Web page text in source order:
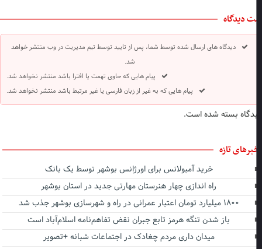
دیدگاه
دیدگاه های ارسال شده توسط شما، پس از تایید توسط تیم مدیریت در وب منتشر خواهد
شد.
پیام هایی که حاوی تهمت یا افترا باشد منتشر نخواهد شد.
پیام هایی که به غیر از زبان فارسی یا غیر مرتبط باشد منتشر نخواهد شد.
بسته شده است.
تازه
خرید آمبولانس برای اورژانس بوشهر توسط یک بانک
راه اندازی چهار هنرستان مهارتی جدید در استان بوشهر
۱۸۰۰ میلیارد تومان اعتبار عمرانی در راه و شهرسازی بوشهر جذب شد
باز شدن تنگه هرمز تابع جبران نقض تفاهم‌نامه اسلام‌آباد است
میدان داری مردم چغادک در اجتماعات شبانه +تصویر